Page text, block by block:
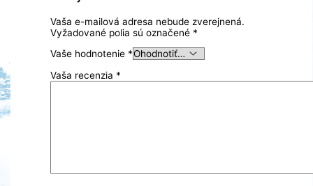
Vaša e-mailová adresa nebude zverejnená.
Vyžadované polia sú označené *
Vaše hodnotenie *
Vaša recenzia *